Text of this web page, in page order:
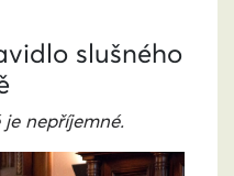
slušného
nepříjemné.